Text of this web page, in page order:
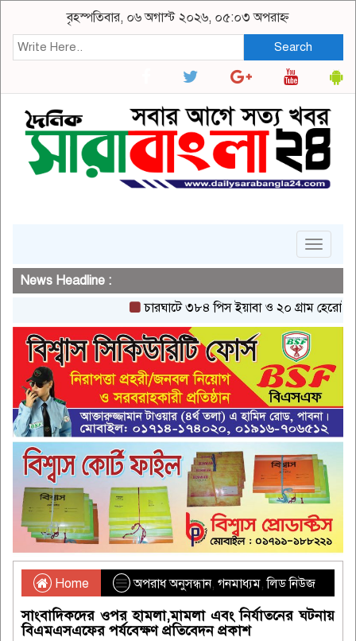
বৃহস্পতিবার, ০৬ অগাস্ট ২০২৬, ০৫:০৩ অপরাহ্ন
Search
Toggle
News Headline :
চারঘাটে ৩৮৪ পিস ইয়াবা ও ২০ গ্রাম হেরোইনসহ
Home অপরাধ অনুসন্ধান, গনমাধ্যম,লিড নিউজ
সাংবাদিকদের ওপর হামলা,মামলা এবং নির্যাতনের ঘটনায়
বিএমএসএফের পর্যবেক্ষণ প্রতিবেদন প্রকাশ